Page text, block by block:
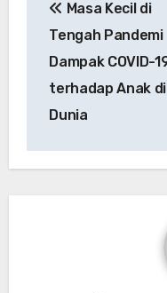
pos
Masa Kecil di
Tengah Pandemi
Dampak COVID-
terhadap Anak di
Dunia